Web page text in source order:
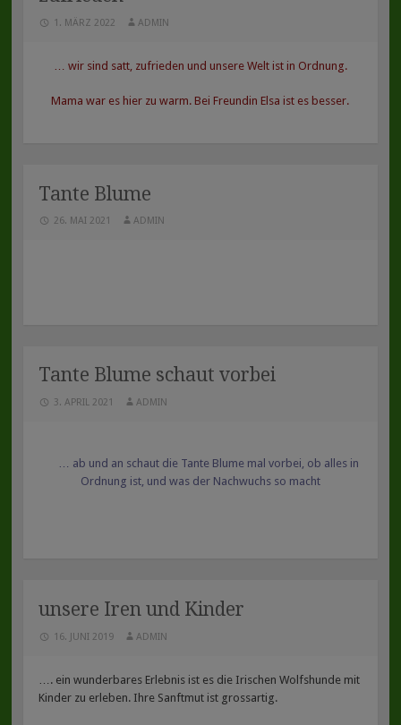
1. MÄRZ 2022 ADMIN
… wir sind satt, zufrieden und unsere Welt ist in Ordnung.
Mama war es hier zu warm. Bei Freundin Elsa ist es besser.
Tante Blume
26. MAI 2021 ADMIN
Tante Blume schaut vorbei
3. APRIL 2021 ADMIN
… ab und an schaut die Tante Blume mal vorbei, ob alles in
Ordnung ist, und was der Nachwuchs so macht
unsere Iren und Kinder
16. JUNI 2019 ADMIN
…. ein wunderbares Erlebnis ist es die Irischen Wolfshunde mit
Kinder zu erleben. Ihre Sanftmut ist grossartig.